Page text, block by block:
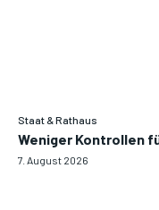
Staat & Rathaus
Weniger Kontrollen
7. August 2026